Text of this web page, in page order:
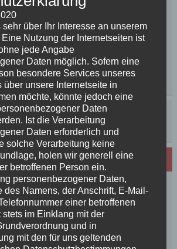
2025 unseren
und Freunden
zum 4. Geburtstag
haben alle verzaubert
Feenkinder sind
über Ihr Interesse an unserem
Nutzung der Internetseiten ist
jede Angabe
Daten möglich. Sofern eine
besondere Services unseres
über unsere Internetseite in
möchte, könnte jedoch eine
Daten
Ist die Verarbeitung
Daten erforderlich und
solche Verarbeitung keine
holen wir generell eine
betroffenen Person ein.
personenbezogener Daten,
des Namens, der Anschrift, E-Mail-
einer betroffenen
stets im Einklang mit der
und in
mit den für uns geltenden